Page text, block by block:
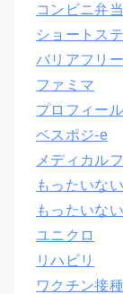
コンビニ弁当
ショートス
バリアフリ
ファミマ
プロフィール
ベスポジ-e
メディカル
もったいな
もったいな
ユニクロ
リハビリ
ワクチン接種